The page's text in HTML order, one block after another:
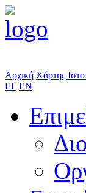
Αρχική Χάρτης
EL EN